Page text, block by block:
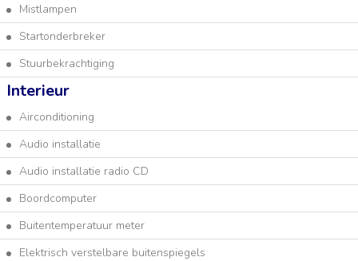
Mistlampen
Startonderbreker
Stuurbekrachtiging
Interieur
Airconditioning
Audio installatie
Audio installatie radio CD
Boordcomputer
Buitentemperatuur meter
Elektrisch verstelbare buitenspiegels